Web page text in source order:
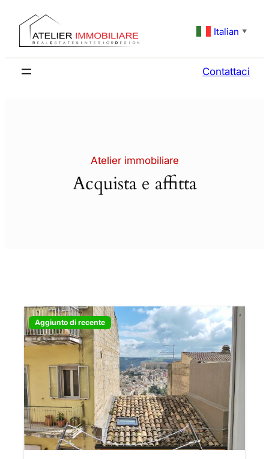
contenuto
Italian ▼
Contattaci
Atelier immobiliare
Acquista e affitta
Aggiunto di recente